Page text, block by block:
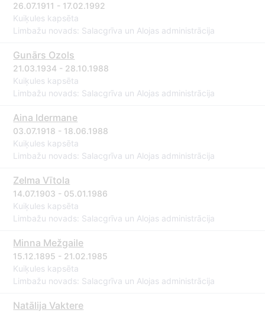
26.07.1911 - 17.02.1992
Kuiķules kapsēta
Limbažu novads: Salacgrīva un Alojas administrācija
Gunārs Ozols
21.03.1934 - 28.10.1988
Kuiķules kapsēta
Limbažu novads: Salacgrīva un Alojas administrācija
Aina Idermane
03.07.1918 - 18.06.1988
Kuiķules kapsēta
Limbažu novads: Salacgrīva un Alojas administrācija
Zelma Vītola
14.07.1903 - 05.01.1986
Kuiķules kapsēta
Limbažu novads: Salacgrīva un Alojas administrācija
Minna Mežgaile
15.12.1895 - 21.02.1985
Kuiķules kapsēta
Limbažu novads: Salacgrīva un Alojas administrācija
Natālija Vaktere